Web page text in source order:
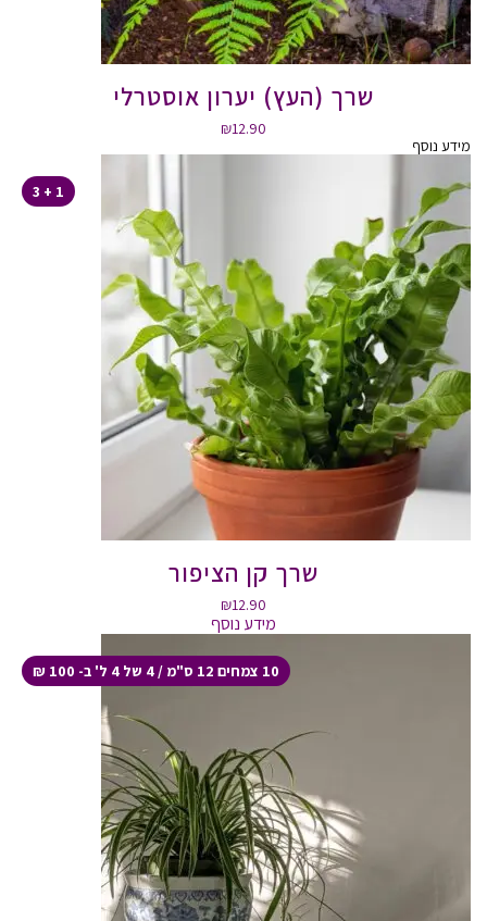
שרך (העץ) יערון אוסטרלי
₪12.90
מידע נוסף
1 + 3
שרך קן הציפור
₪12.90
מידע נוסף
10 צמחים 12 ס"מ / 4 של 4 ל' ב- 100 ₪